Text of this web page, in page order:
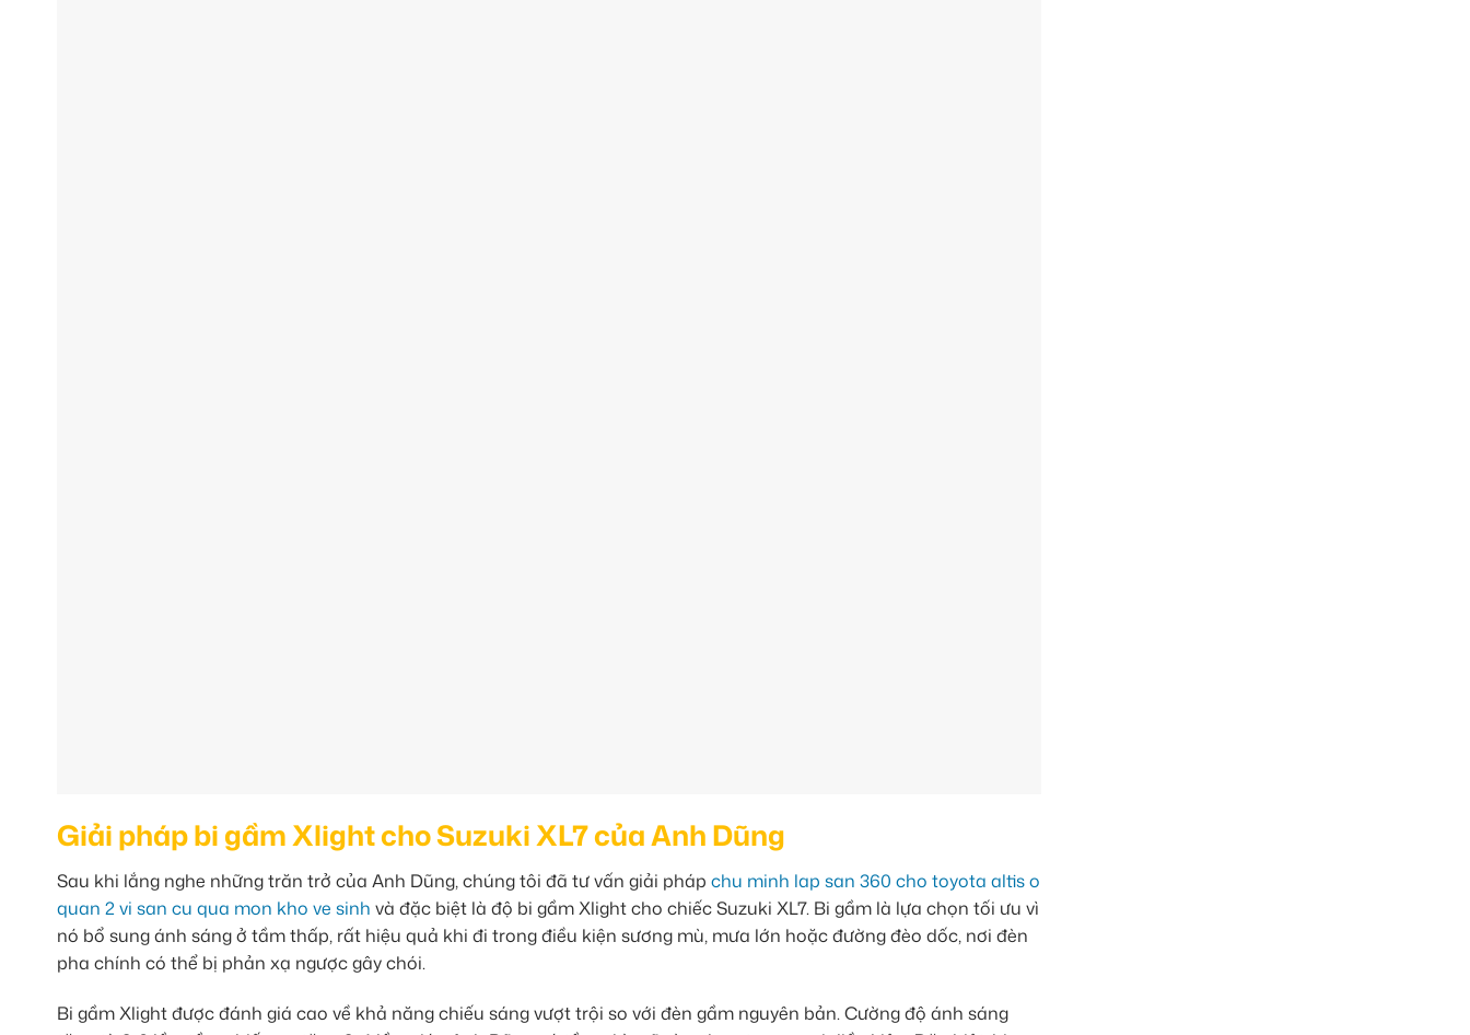
Giải pháp bi gầm Xlight cho Suzuki XL7 của Anh Dũng
Sau khi lắng nghe những trăn trở của Anh Dũng, chúng tôi đã tư vấn giải pháp chu minh lap san 360 cho toyota altis o
quan 2 vi san cu qua mon kho ve sinh và đặc biệt là độ bi gầm Xlight cho chiếc Suzuki XL7. Bi gầm là lựa chọn tối ưu vì
nó bổ sung ánh sáng ở tầm thấp, rất hiệu quả khi đi trong điều kiện sương mù, mưa lớn hoặc đường đèo dốc, nơi đèn
pha chính có thể bị phản xạ ngược gây chói.
Bi gầm Xlight được đánh giá cao về khả năng chiếu sáng vượt trội so với đèn gầm nguyên bản. Cường độ ánh sáng